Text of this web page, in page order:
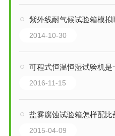
紫外线耐气候试验箱模
2014-10-30
可程式恒温恒湿试验机是一
2016-11-15
盐雾腐蚀试验箱怎样配比
2015-04-09